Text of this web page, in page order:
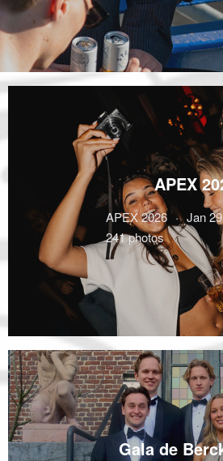
APEX
APEX 2026
Jan
241 photos
Gala de